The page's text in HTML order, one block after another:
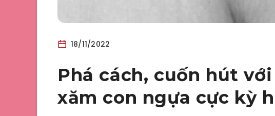
18/11/2022
Phá cách, cuốn hút
xăm con ngựa cực kỳ